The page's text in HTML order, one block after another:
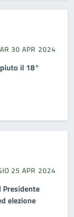
30 APR 2024
il 18°
25 APR 2024
Presidente
elezione